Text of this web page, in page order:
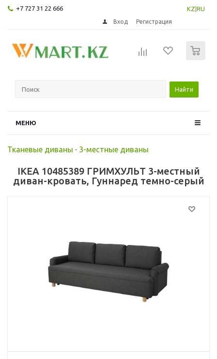
+7 727 31 22 666 KZ RU
Вход Регистрация
Найти
МЕНЮ
Тканевые диваны - 3-местные диваны
IKEA 10485389 ГРИМХУЛЬТ 3-местный
диван-кровать, Гуннаред темно-серый